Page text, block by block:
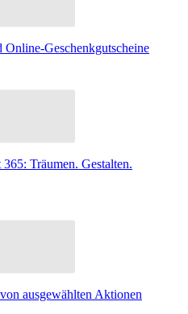
Online-Geschenkgutscheine
Träumen. Gestalten.
ausgewählten Aktionen